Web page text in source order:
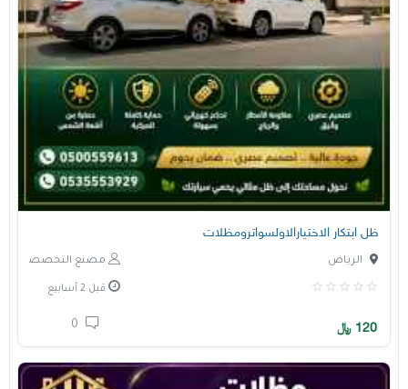
ظل ابتكار الاختيارالاولسواترومظلات
مصنع التخصصي الرياض
قبل 2 أسابيع
120 ﷼